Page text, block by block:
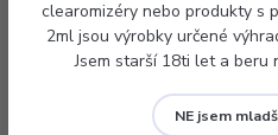
clearomizéry nebo produkty s
2ml jsou výrobky určené
Jsem starší 18ti let a beru
NE jsem
Aramax salt -